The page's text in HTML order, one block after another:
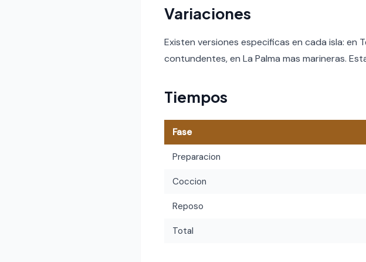
Variaciones
Existen versiones especificas en cada isla: en
contundentes, en La Palma mas marineras.
Tiempos
Fase
Preparacion
Coccion
Reposo
Total